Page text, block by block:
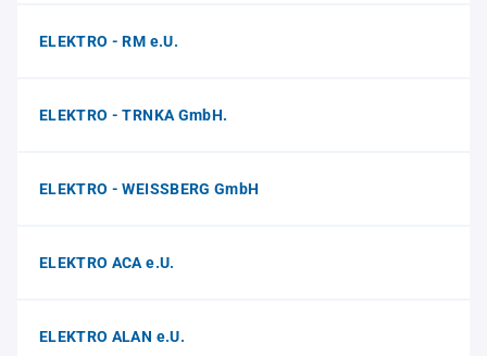
ELEKTRO - RM e.U.
ELEKTRO - TRNKA GmbH.
ELEKTRO - WEISSBERG GmbH
ELEKTRO ACA e.U.
ELEKTRO ALAN e.U.